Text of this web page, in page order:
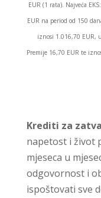
EUR (1 rata). Najveća
EUR na period od 150
iznosi 1.016,70 EUR,
Premije 16,70 EUR te
Krediti za
napetost i život
mjeseca u
odgovornost i
ispoštovati sve